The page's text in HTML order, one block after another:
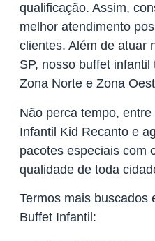
qualificação. Assim,
melhor atendimento
clientes. Além de atuar
SP, nosso buffet
Zona Norte e Zona
Não perca tempo,
Infantil Kid Recanto e
pacotes especiais com
qualidade de toda
Termos mais buscados
Buffet Infantil: